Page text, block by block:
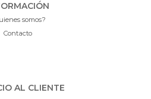
somos?
Contacto
AL CLIENTE